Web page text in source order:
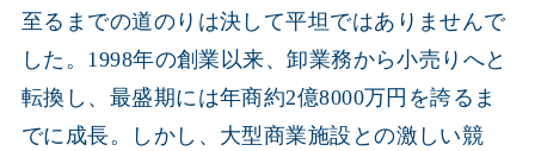
至るまでの道のりは決して平坦ではありませんで
した。1998年の創業以来、卸業務から小売りへと
転換し、最盛期には年商約2億8000万円を誇るま
でに成長。しかし、大型商業施設との激しい競